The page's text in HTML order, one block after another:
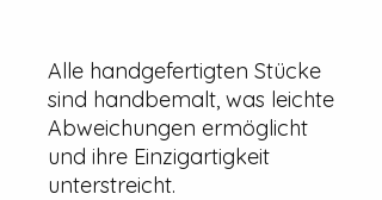
Alle handgefertigten Stücke
sind handbemalt, was leichte
Abweichungen ermöglicht
und ihre Einzigartigkeit
unterstreicht.